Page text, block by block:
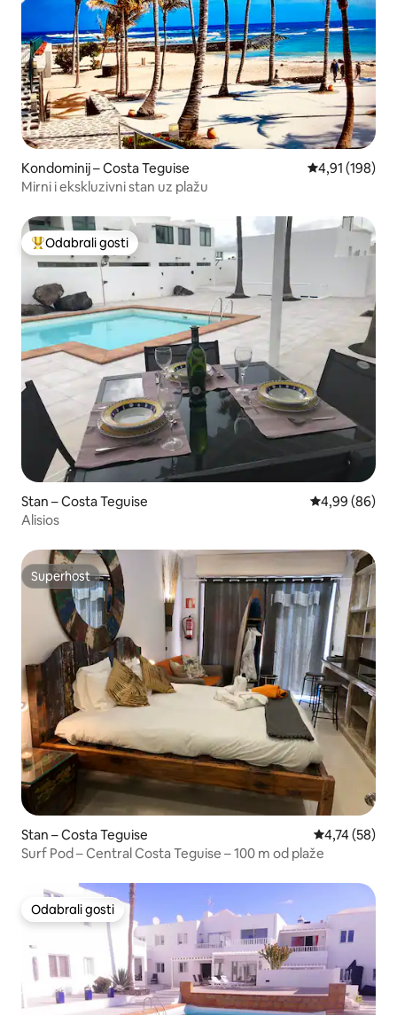
Kondominij – Costa Teguise Prosječna
4,91 (198)
Mirni i ekskluzivni stan uz plažu
Među najviše rangiranima s oznakom „Odabrali gosti”
Odabrali gosti
Stan – Costa Teguise Prosječna
4,99 (86)
Alisios
Superhost
Superhost
Stan – Costa Teguise Prosječna
4,74 (58)
Surf Pod – Central Costa Teguise – 100 m od plaže
Odabrali gosti
Odabrali gosti